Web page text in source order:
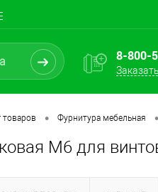
8-800-
товаров • Фурнитура мебельная •
M6 для